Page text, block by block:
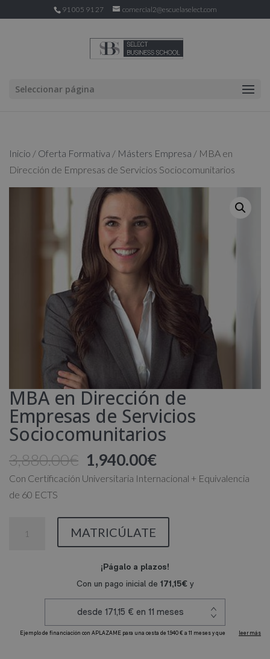
91 005 91 27 comercial2@escuelaselect.com
Seleccionar página
Inicio / Oferta Formativa / Másters Empresa / MBA en
Dirección de Empresas de Servicios Sociocomunitarios
MBA en Dirección de
Empresas de Servicios
Sociocomunitarios
3,880.00€ El
precio
3,880.00€.
1,940.00€El
precio
1,940.00€.
Con Certificación Universitaria Internacional + Equivalencia
de 60 ECTS
Servicios
Sociocomunitarios
MATRICÚLATE